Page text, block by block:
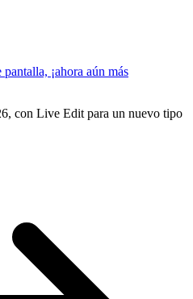
¡ahora aún más
con Live Edit para un nuevo tipo